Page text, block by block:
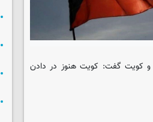
و کویت گفت: کویت هنوز در دادن